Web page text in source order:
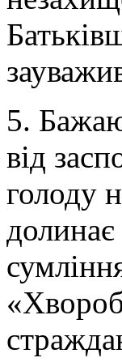
5.
від
голоду